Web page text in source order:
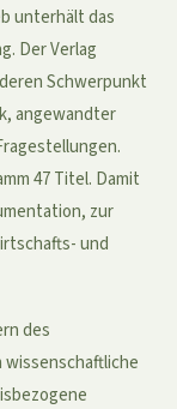
unterhält das
Der Verlag
Schwerpunkt
angewandter
47 Titel. Damit
zur
und
des